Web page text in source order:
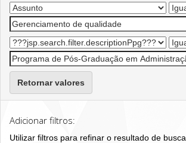
Retornar valores
Adicionar filtros:
Utilizar filtros para refinar o resultado de busca.